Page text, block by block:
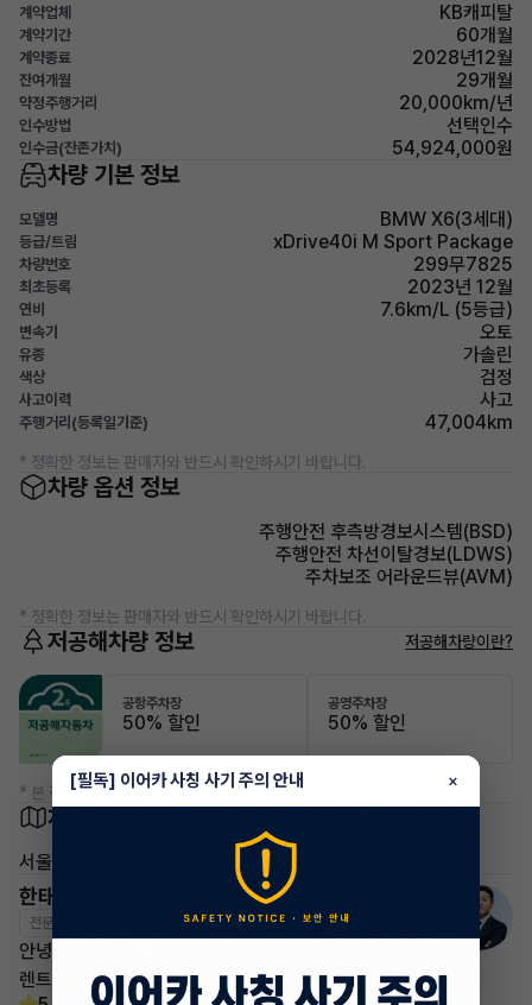
계약업체 KB캐피탈
계약기간 60개월
계약종료 2028년12월
잔여개월 29개월
약정주행거리 20,000km/년
인수방법 선택인수
인수금(잔존가치) 54,924,000원
차량 기본 정보
모델명 BMW X6(3세대)
등급/트림 xDrive40i M Sport Package
차량번호 299무7825
최초등록 2023년 12월
연비 7.6km/L (5등급)
변속기 오토
유종 가솔린
색상 검정
사고이력 사고
주행거리(등록일기준) 47,004km
* 정확한 정보는 판매자와 반드시 확인하시기 바랍니다.
차량 옵션 정보
주행안전 후측방경보시스템(BSD)
주행안전 차선이탈경보(LDWS)
주차보조 어라운드뷰(AVM)
* 정확한 정보는 판매자와 반드시 확인하시기 바랍니다.
저공해차량 정보 저공해차량이란?
공항주차장
50% 할인
공영주차장
50% 할인
* 본 정보는 지자체마다 다를 수 있으니 실제 정보와 확인해 주세요.
차량 위치
서울 강남구 삼성동
한태현 매니저
전문교육수료 자격인증완료
안녕하세요! 이어카 승계전문가 한태현입니다.
렌트, 리스 승계 깔끔하게 해결해 드리겠습니다!
[필독] 이어카 사칭 사기 주의 안내 ×